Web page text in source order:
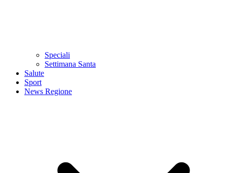
Speciali
Settimana Santa
Salute
Sport
News Regione